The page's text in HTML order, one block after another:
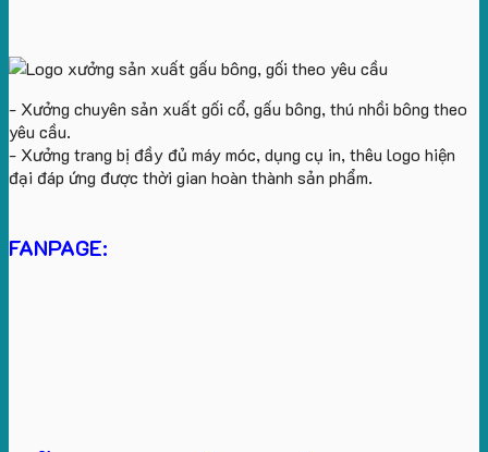
- Xưởng chuyên sản xuất gối cổ, gấu bông, thú nhồi bông theo
yêu cầu.
- Xưởng trang bị đầy đủ máy móc, dụng cụ in, thêu logo hiện
đại đáp ứng được thời gian hoàn thành sản phẩm.
FANPAGE: